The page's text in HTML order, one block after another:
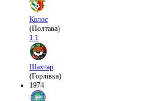
Колос
(Полтава)
1:1
Шахтар
(Горлівка)
1974